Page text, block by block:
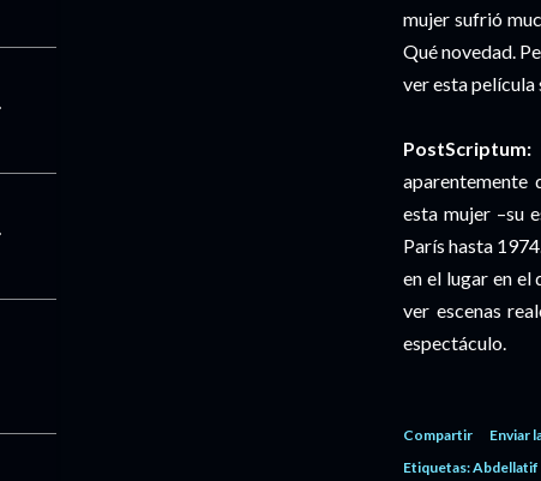
mujer sufrió
Qué novedad.
ver esta película
PostScriptum:
aparentemente
esta mujer –su
París hasta
en el lugar en el
ver escenas
espectáculo.
Compartir
Enviar
Etiquetas:Abdellatif